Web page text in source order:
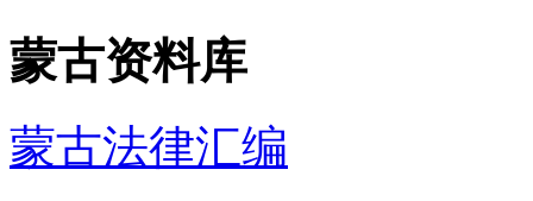
蒙古资料库
蒙古法律汇编